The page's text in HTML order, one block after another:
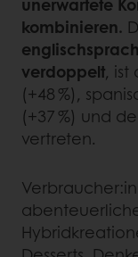
unerwartete
kombinieren.
verdoppelt, ist
(+48 %),
(+37 %) und
vertreten.